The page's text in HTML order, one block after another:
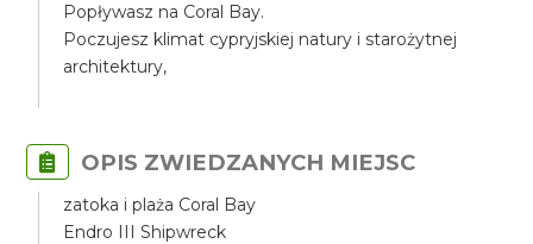
Popływasz na Coral Bay.
Poczujesz klimat cypryjskiej natury i starożytnej
architektury,
OPIS ZWIEDZANYCH MIEJSC
zatoka i plaża Coral Bay
Endro III Shipwreck